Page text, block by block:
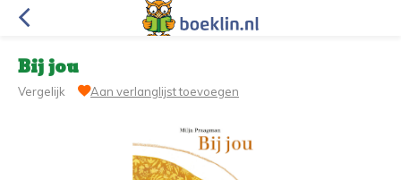
Bij jou
Vergelijk Aan verlanglijst toevoegen